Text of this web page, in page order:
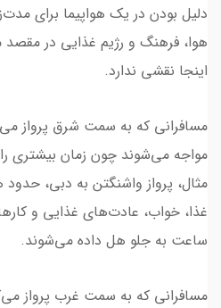
دلیل بودن در یک هواپیما برای
هوا، فرهنگ و رژیم غذایی در
اینجا نقشی ندارد.
مسافرانی که به سمت شرق پرواز
مواجه می‌شوند چون زمان بیشتری
مثال، پرواز واشنگتن به دبی،
غذا، خواب، عادت‌های غذایی و
ساعت به جلو هل داده می‌شوند.
مسافرانی که به سمت غرب پرواز